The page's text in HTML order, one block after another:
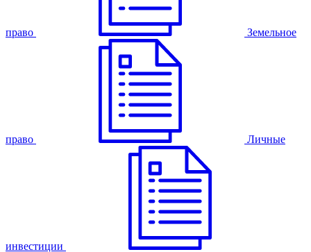
право Земельное
право Личные
инвестиции